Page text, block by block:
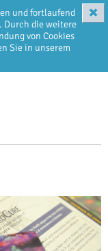
und fortlaufend
Durch die weitere
von Cookies
Sie in unserem
✖